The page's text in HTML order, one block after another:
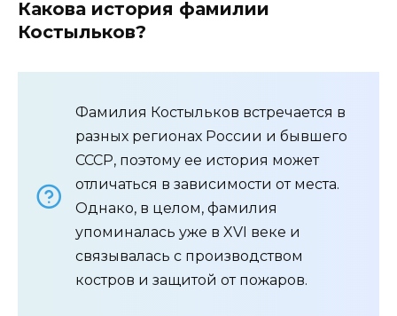
Какова история фамилии
Костыльков?
Фамилия Костыльков встречается в
разных регионах России и бывшего
СССР, поэтому ее история может
отличаться в зависимости от места.
Однако, в целом, фамилия
упоминалась уже в XVI веке и
связывалась с производством
костров и защитой от пожаров.